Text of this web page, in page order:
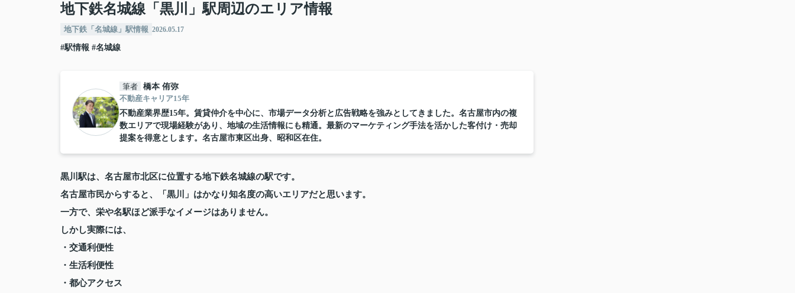
地下鉄名城線「黒川」駅周辺のエリア情報
地下鉄「名城線」駅情報 2026.05.17
#駅情報 #名城線
筆者 橋本 侑弥
不動産キャリア15年
不動産業界歴15年。賃貸仲介を中心に、市場データ分析と広告戦略を強みとしてきました。名古屋市内の複
数エリアで現場経験があり、地域の生活情報にも精通。最新のマーケティング手法を活かした客付け・売却
提案を得意とします。名古屋市東区出身、昭和区在住。
黒川駅は、名古屋市北区に位置する地下鉄名城線の駅です。
名古屋市民からすると、「黒川」はかなり知名度の高いエリアだと思います。
一方で、栄や名駅ほど派手なイメージはありません。
しかし実際には、
・交通利便性
・生活利便性
・都心アクセス